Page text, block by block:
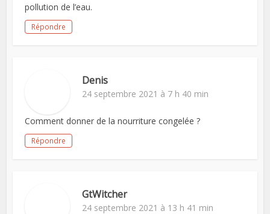
pollution de l’eau.
Répondre
Denis
24 septembre 2021 à 7 h 40 min
Comment donner de la nourriture congelée ?
Répondre
GtWitcher
24 septembre 2021 à 13 h 41 min